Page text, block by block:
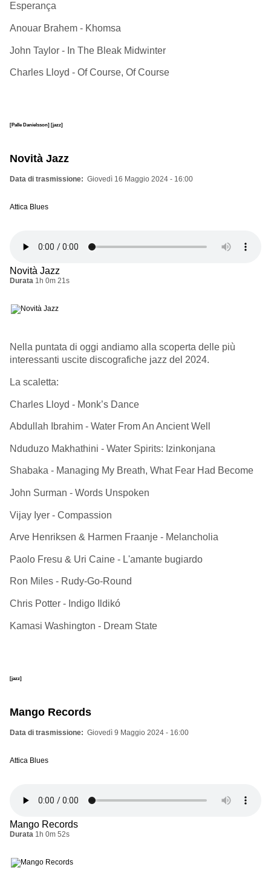
Esperança
Anouar Brahem - Khomsa
John Taylor - In The Bleak Midwinter
Charles Lloyd - Of Course, Of Course
[Palle Danielsson] [jazz]
Novità Jazz
Data di trasmissione Giovedì 16 Maggio 2024 - 16:00
Attica Blues
Novità Jazz
Durata 1h 0m 21s
Nella puntata di oggi andiamo alla scoperta delle più
interessanti uscite discografiche jazz del 2024.
La scaletta:
Charles Lloyd - Monk’s Dance
Abdullah Ibrahim - Water From An Ancient Well
Nduduzo Makhathini - Water Spirits: Izinkonjana
Shabaka - Managing My Breath, What Fear Had Become
John Surman - Words Unspoken
Vijay Iyer - Compassion
Arve Henriksen & Harmen Fraanje - Melancholia
Paolo Fresu & Uri Caine - L'amante bugiardo
Ron Miles - Rudy-Go-Round
Chris Potter - Indigo Ildikó
Kamasi Washington - Dream State
[jazz]
Mango Records
Data di trasmissione Giovedì 9 Maggio 2024 - 16:00
Attica Blues
Mango Records
Durata 1h 0m 52s